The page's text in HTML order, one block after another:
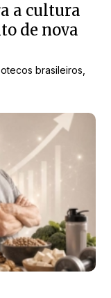
a cultura
de nova
brasileiros,